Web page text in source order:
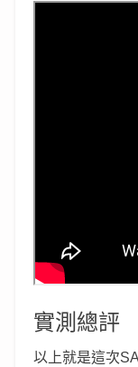
實測總評
以上就是這次